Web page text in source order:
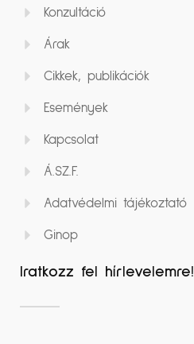
Konzultáció
Árak
Cikkek, publikációk
Események
Kapcsolat
Á.SZ.F.
Adatvédelmi tájékoztató
Ginop
Iratkozz fel hírlevelemre!